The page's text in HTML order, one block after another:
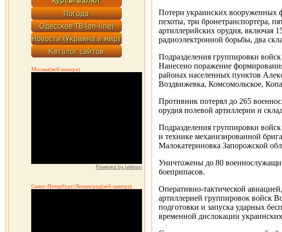
Москва(веб-камера)
Powered by Ivideon
Санкт-Петербург/Ленинград(веб-камера)
Потери украинских вооруженных
пехоты, три бронетранспортера,
артиллерийских орудия, включая
радиоэлектронной борьбы, два
Подразделения группировки
Нанесено поражение
районах населенных пунктов
Воздвижевка, Комсомольское,
Противник потерял до 265
орудия полевой артиллерии и
Подразделения группировки
и технике механизированной
Малокатериновка Запорожской
Уничтожены до 80
боеприпасов.
Оперативно-тактической
артиллерией группировок войск
подготовки и запуска ударных
временной дислокации